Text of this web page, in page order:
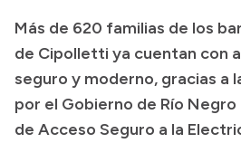
Boletín Oficial
Compras y licitaciones
Consulta de expedientes
Consulta de pago a
Más de 620 familias de los
de Cipolletti ya cuentan con
seguro y moderno, gracias a
por el Gobierno de Río Negro
de Acceso Seguro a la